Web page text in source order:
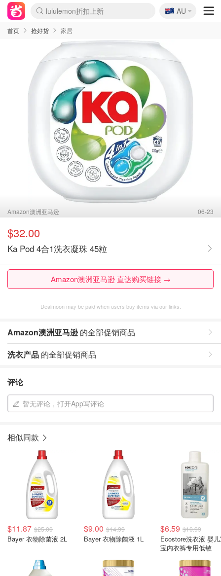
lululemon折扣上新
Sasa美妆护肤3.5折
SSENSE年中2.5折
FreshBeauty好价汇总
Cettire降价+叠9折
WWS Coles超市实拍
viagogo二手票捡漏
Myer超级周末
The Outnet奢牌1折起
David Jones 3折起
Flannels大牌1折
Perfumes Club护肤1折
AMIRO面罩$251
Amazon折扣汇总
eToro入金$200送$50
Amazon数码好物
ICONIC本周7.5折
ThedoubleF高奢地板价
Moose Knuckles 6折
丝芙兰5折起
EUFY摄像头$98
Selenichast首饰2折
Trip机票酒店促销
YSL送5件彩妆礼
Amazon家居好物
Amazon美妆护肤
雅漾大喷$8
过敏原检测盒$33
伊索独家赠50ml沐浴露
科颜氏高保湿面霜$29
SEALIFE海洋馆门票6折
丝塔芙大白罐$16
订阅Newsletter送香薰
Cult Beauty 6.8折
Harrods圣诞日历$525
LN-CC奢牌私促3折
d'Alba空姐喷雾$16
EVE LOM套装£56
Bernardelli独家4折
Adore Beauty 6折起
CT圣诞日历
Mytheresa奢品2.7折
Luxury Escapes 9折
Currentbody美容仪$881
MOON Garden Live
Roborock扫地机$649
Tingo Life水杯$24
Valentino官网5折
CR洗护套装$23
修丽可4件套$159
Myer彩妆2件7折
GANNI官网4.5折
Stylevana韩妆4折
Tessabit高奢8.5折
OGX洗发水$11
Amazon阿德莱德次日达
卡诗8.5折+赠礼
Philips Hue灯具8折
🇦🇺
AU
首页 抢好货 家居
Amazon澳洲亚马逊 06-23
$32.00
Ka Pod 4合1洗衣凝珠 45粒
Amazon澳洲亚马逊 直达购买链接 →
Dealmoon may be paid when users buy items via our links.
Amazon澳洲亚马逊的全部促销商品
洗衣产品 的全部促销商品
评论
暂无评论，打开App写评论
相似同款
$11.87 $25.00
Bayer 衣物除菌液 2L
$9.00 $14.99
Bayer 衣物除菌液 1L
$6.59 $10.99
Ecostore洗衣液 婴
宝内衣裤专用低敏